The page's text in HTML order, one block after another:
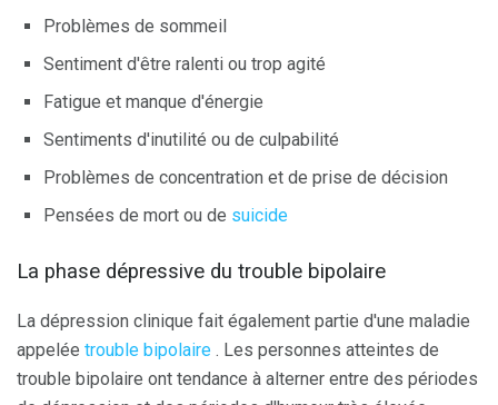
Problèmes de sommeil
Sentiment d'être ralenti ou trop agité
Fatigue et manque d'énergie
Sentiments d'inutilité ou de culpabilité
Problèmes de concentration et de prise de décision
Pensées de mort ou de suicide
La phase dépressive du trouble bipolaire
La dépression clinique fait également partie d'une maladie
appelée trouble bipolaire . Les personnes atteintes de
trouble bipolaire ont tendance à alterner entre des périodes